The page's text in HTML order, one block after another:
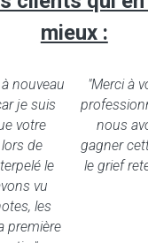
mieux :
nouveau
je suis
votre
de
le
vu
les
première
"Merci à
nous
gagner
le grief